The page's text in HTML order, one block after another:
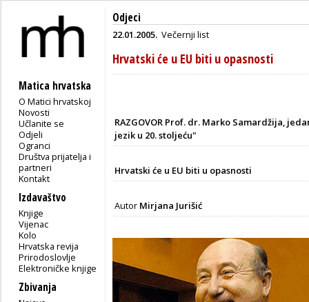
Matica hrvatska
O Matici hrvatskoj
Novosti
Učlanite se
Odjeli
Ogranci
Društva prijatelja i
partneri
Kontakt
Izdavaštvo
Knjige
Vijenac
Kolo
Hrvatska revija
Prirodoslovlje
Elektroničke knjige
Zbivanja
Odjeci
22.01.2005. Večernji list
Hrvatski će u EU biti u opasnosti
RAZGOVOR Prof. dr. Marko Samardžija,
jezik u 20. stoljeću"
Hrvatski će u EU biti u opasnosti
Autor Mirjana Jurišić